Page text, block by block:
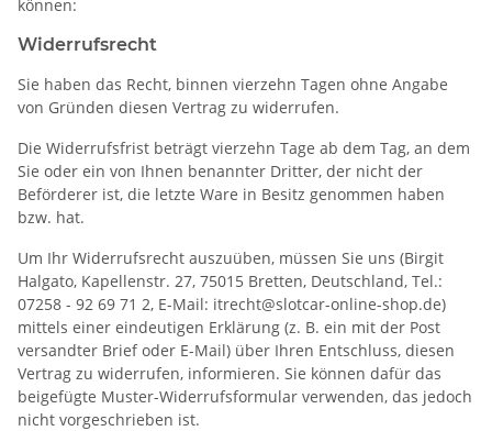
können:
Widerrufsrecht
Sie haben das Recht, binnen vierzehn Tagen ohne Angabe
von Gründen diesen Vertrag zu widerrufen.
Die Widerrufsfrist beträgt vierzehn Tage ab dem Tag, an dem
Sie oder ein von Ihnen benannter Dritter, der nicht der
Beförderer ist, die letzte Ware in Besitz genommen haben
bzw. hat.
Um Ihr Widerrufsrecht auszuüben, müssen Sie uns (Birgit
Halgato, Kapellenstr. 27, 75015 Bretten, Deutschland, Tel.:
07258 - 92 69 71 2, E-Mail: itrecht@slotcar-online-shop.de)
mittels einer eindeutigen Erklärung (z. B. ein mit der Post
versandter Brief oder E-Mail) über Ihren Entschluss, diesen
Vertrag zu widerrufen, informieren. Sie können dafür das
beigefügte Muster-Widerrufsformular verwenden, das jedoch
nicht vorgeschrieben ist.